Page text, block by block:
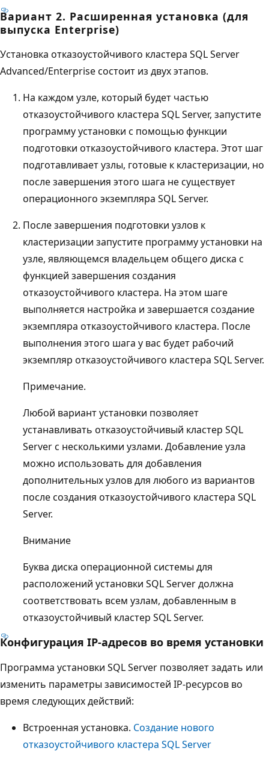
Вариант 2. Расширенная установка (для
выпуска Enterprise)
Установка отказоустойчивого кластера SQL Server
Advanced/Enterprise состоит из двух этапов.
На каждом узле, который будет частью
отказоустойчивого кластера SQL Server, запустите
программу установки с помощью функции
подготовки отказоустойчивого кластера. Этот шаг
подготавливает узлы, готовые к кластеризации, но
после завершения этого шага не существует
операционного экземпляра SQL Server.
После завершения подготовки узлов к
кластеризации запустите программу установки на
узле, являющемся владельцем общего диска с
функцией завершения создания
отказоустойчивого кластера. На этом шаге
выполняется настройка и завершается создание
экземпляра отказоустойчивого кластера. После
выполнения этого шага у вас будет рабочий
экземпляр отказоустойчивого кластера SQL Server.
Примечание.
Любой вариант установки позволяет
устанавливать отказоустойчивый кластер SQL
Server с несколькими узлами. Добавление узла
можно использовать для добавления
дополнительных узлов для любого из вариантов
после создания отказоустойчивого кластера SQL
Server.
Внимание
Буква диска операционной системы для
расположений установки SQL Server должна
соответствовать всем узлам, добавленным в
отказоустойчивый кластер SQL Server.
Конфигурация IP-адресов во время установки
Программа установки SQL Server позволяет задать или
изменить параметры зависимостей IP-ресурсов во
время следующих действий:
Встроенная установка. Создание нового
отказоустойчивого кластера SQL Server